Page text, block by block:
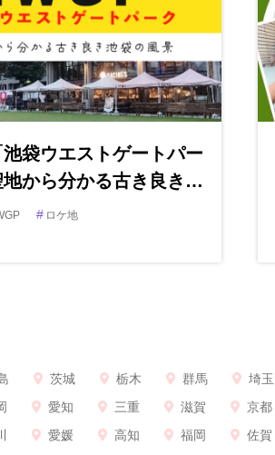
池袋ウエストゲートパー
地から分かる古き良き…
# ロケ地
茨城 栃木 群馬 埼玉
愛知 三重 滋賀 京都
愛媛 高知 福岡 佐賀